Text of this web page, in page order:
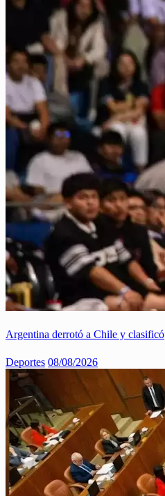
Argentina derrotó a Chile y clasificó
Deportes 08/08/2026